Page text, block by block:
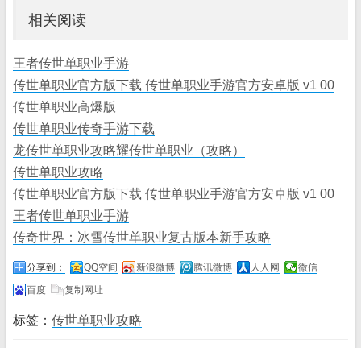
相关阅读
王者传世单职业手游
传世单职业官方版下载 传世单职业手游官方安卓版 v1 00
传世单职业高爆版
传世单职业传奇手游下载
龙传世单职业攻略耀传世单职业（攻略）
传世单职业攻略
传世单职业官方版下载 传世单职业手游官方安卓版 v1 00
王者传世单职业手游
传奇世界：冰雪传世单职业复古版本新手攻略
分享到： QQ空间 新浪微博 腾讯微博 人人网
微信
百度
复制网址
标签： 传世单职业攻略